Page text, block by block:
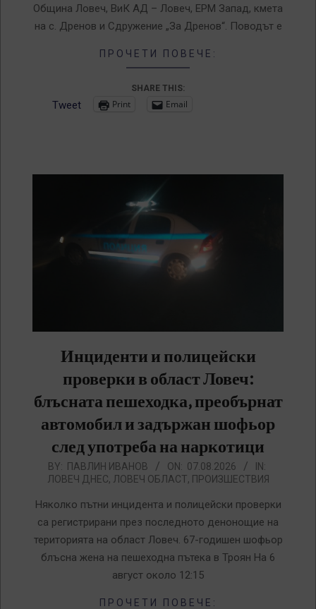
Община Ловеч, ВиК АД – Ловеч, ЕРМ Запад, кмета
на с. Дренов и Сдружение „За Дренов“. Поводът е
ПРОЧЕТИ ПОВЕЧЕ:
SHARE THIS:
Tweet Print Email
Инциденти и полицейски
проверки в област Ловеч:
блъсната пешеходка, преобърнат
автомобил и задържан шофьор
след употреба на наркотици
2026-
07
BY: ПАВЛИН ИВАНОВ ON: 07.08.2026
IN:
ЛОВЕЧ ДНЕС, ЛОВЕЧ ОБЛАСТ, ПРОИЗШЕСТВИЯ
Няколко пътни инцидента и полицейски проверки
са регистрирани през последното денонощие на
територията на област Ловеч. 67-годишен шофьор
блъсна жена на пешеходна пътека в Троян На 6
август около 12:15
ПРОЧЕТИ ПОВЕЧЕ: